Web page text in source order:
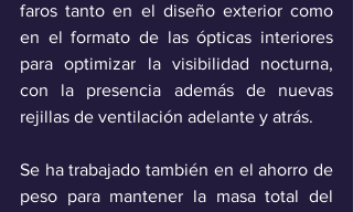
faros tanto en el diseño exterior como
en el formato de las ópticas interiores
para optimizar la visibilidad nocturna,
con la presencia además de nuevas
rejillas de ventilación adelante y atrás.
Se ha trabajado también en el ahorro de
peso para mantener la masa total del